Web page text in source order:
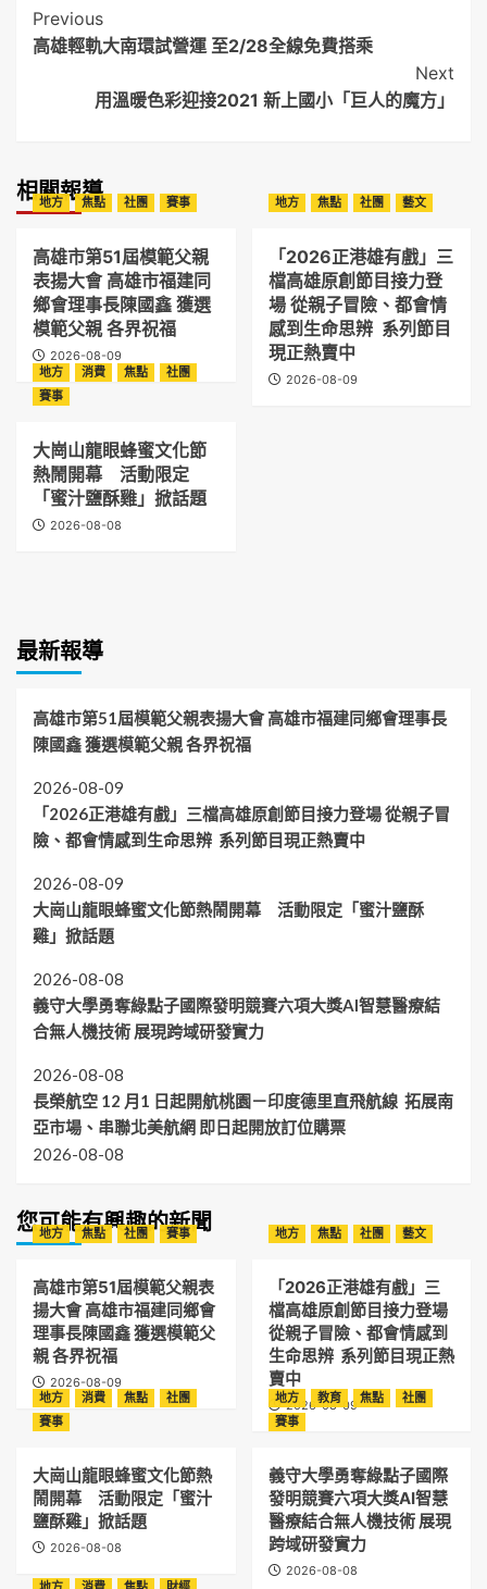
Post
Navigation
Previous
高雄輕軌大南環試營運 至2/28全線免費搭乘
Next
用溫暖色彩迎接2021 新上國小「巨人的魔方」
相關報導
地方 焦點 社團 賽事
高雄市第51屆模範父親
表揚大會 高雄市福建同
鄉會理事長陳國鑫 獲選
模範父親 各界祝福
2026-08-09
地方 焦點 社團 藝文
「2026正港雄有戲」三
檔高雄原創節目接力登
場 從親子冒險、都會情
感到生命思辨 系列節目
現正熱賣中
2026-08-09
地方 消費 焦點
社團
賽事
大崗山龍眼蜂蜜文化節
熱鬧開幕 活動限定
「蜜汁鹽酥雞」掀話題
2026-08-08
最新報導
高雄市第51屆模範父親表揚大會 高雄市福建同鄉會理事長
陳國鑫 獲選模範父親 各界祝福
2026-08-09
「2026正港雄有戲」三檔高雄原創節目接力登場 從親子冒
險、都會情感到生命思辨 系列節目現正熱賣中
2026-08-09
大崗山龍眼蜂蜜文化節熱鬧開幕 活動限定「蜜汁鹽酥
雞」掀話題
2026-08-08
義守大學勇奪綠點子國際發明競賽六項大獎AI智慧醫療結
合無人機技術 展現跨域研發實力
2026-08-08
長榮航空 12 月1 日起開航桃園－印度德里直飛航線 拓展南
亞市場、串聯北美航網 即日起開放訂位購票
2026-08-08
您可能有興趣的新聞
地方 焦點 社團 賽事
高雄市第51屆模範父親表
揚大會 高雄市福建同鄉會
理事長陳國鑫 獲選模範父
親 各界祝福
2026-08-09
地方 焦點 社團 藝文
「2026正港雄有戲」三
檔高雄原創節目接力登場
從親子冒險、都會情感到
生命思辨 系列節目現正熱
賣中
2026-08-09
地方 消費 焦點
社團
賽事
大崗山龍眼蜂蜜文化節熱
鬧開幕 活動限定「蜜汁
鹽酥雞」掀話題
2026-08-08
地方 教育 焦點
社團
賽事
義守大學勇奪綠點子國際
發明競賽六項大獎AI智慧
醫療結合無人機技術 展現
跨域研發實力
2026-08-08